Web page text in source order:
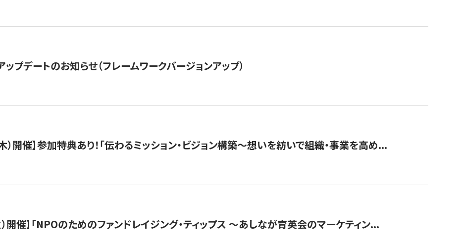
ップデートのお知らせ（フレームワークバージョンアップ）
）開催】参加特典あり！「伝わるミッション・ビジョン構築〜想いを紡いで組織・事業を高め...
）開催】「NPOのためのファンドレイジング・ティップス 〜あしなが育英会のマーケティン...